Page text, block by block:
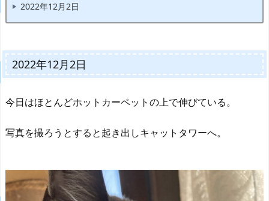
2022年12月2日
2022年12月2日
今日はほとんどホットカーペットの上で伸びている。
写真を撮ろうとすると起き出しキャットタワーへ。